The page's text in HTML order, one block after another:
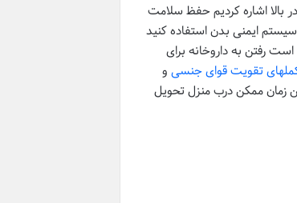
بالا اشاره کردیم حفظ سلامت
ایمنی بدن استفاده کنید
رفتن به داروخانه برای
تقویت قوای جنسی و
زمان ممکن درب منزل تحویل